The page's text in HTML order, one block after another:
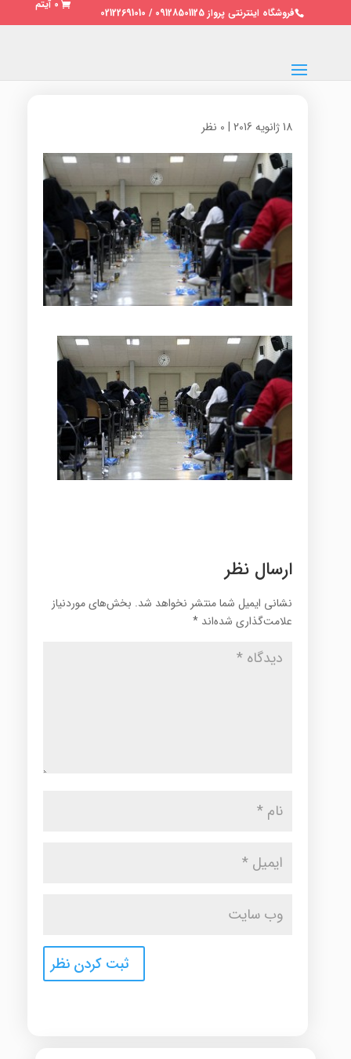
فروشگاه اینترنتی پرواز 09128501125 / 02122691010
0 آیتم
18 ژانویه 2016 | 0 نظر
ارسال نظر
نشانی ایمیل شما منتشر نخواهد شد. بخش‌های موردنیاز
علامت‌گذاری شده‌اند *